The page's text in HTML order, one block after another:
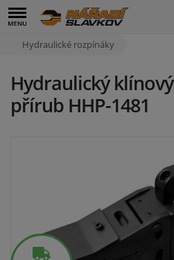
Hydraulické rozpínáky
Hydraulický
přírub HHP-1481